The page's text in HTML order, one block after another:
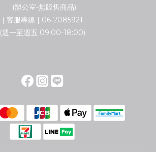
(辦公室-無販售商品)
| 客服專線 | 06-2085921
(週一至週五 09:00-18:00)